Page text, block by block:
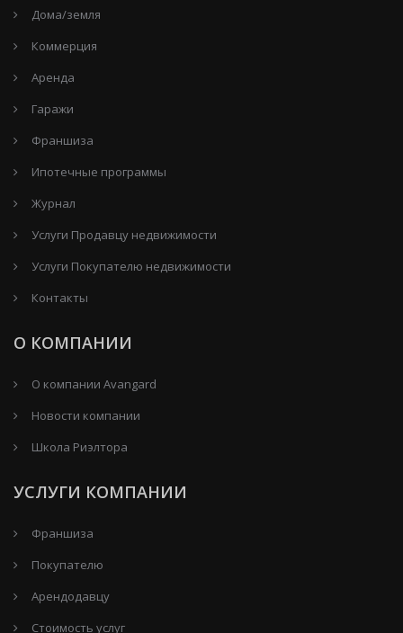
Дома/земля
Коммерция
Аренда
Гаражи
Франшиза
Ипотечные программы
Журнал
Услуги Продавцу недвижимости
Услуги Покупателю недвижимости
Контакты
О КОМПАНИИ
О компании Avangard
Новости компании
Школа Риэлтора
УСЛУГИ КОМПАНИИ
Франшиза
Покупателю
Арендодавцу
Стоимость услуг